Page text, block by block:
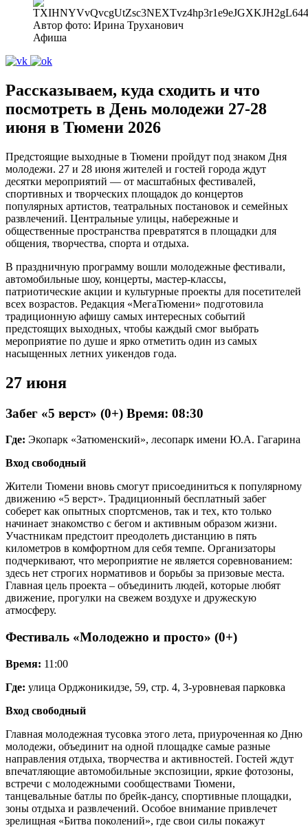
Автор фото: Ирина Труханович
Афиша
Рассказываем, куда сходить и что
посмотреть в День молодежи 27-28
июня в Тюмени 2026
Предстоящие выходные в Тюмени пройдут под знаком Дня
молодежи. 27 и 28 июня жителей и гостей города ждут
десятки мероприятий — от масштабных фестивалей,
спортивных и творческих площадок до концертов
популярных артистов, театральных постановок и семейных
развлечений. Центральные улицы, набережные и
общественные пространства превратятся в площадки для
общения, творчества, спорта и отдыха.
В праздничную программу вошли молодежные фестивали,
автомобильные шоу, концерты, мастер-классы,
патриотические акции и культурные проекты для посетителей
всех возрастов. Редакция «МегаТюмени» подготовила
традиционную афишу самых интересных событий
предстоящих выходных, чтобы каждый смог выбрать
мероприятие по душе и ярко отметить один из самых
насыщенных летних уикендов года.
27 июня
Забег «5 верст» (0+) Время: 08:30
Где: Экопарк «Затюменский», лесопарк имени Ю.А. Гагарина
Вход свободный
Жители Тюмени вновь смогут присоединиться к популярному
движению «5 верст». Традиционный бесплатный забег
соберет как опытных спортсменов, так и тех, кто только
начинает знакомство с бегом и активным образом жизни.
Участникам предстоит преодолеть дистанцию в пять
километров в комфортном для себя темпе. Организаторы
подчеркивают, что мероприятие не является соревнованием:
здесь нет строгих нормативов и борьбы за призовые места.
Главная цель проекта – объединить людей, которые любят
движение, прогулки на свежем воздухе и дружескую
атмосферу.
Фестиваль «Молодежно и просто» (0+)
Время: 11:00
Где: улица Орджоникидзе, 59, стр. 4, 3-уровневая парковка
Вход свободный
Главная молодежная тусовка этого лета, приуроченная ко Дню
молодежи, объединит на одной площадке самые разные
направления отдыха, творчества и активностей. Гостей ждут
впечатляющие автомобильные экспозиции, яркие фотозоны,
встречи с молодежными сообществами Тюмени,
танцевальные батлы по брейк-дансу, спортивные площадки,
зоны отдыха и развлечений. Особое внимание привлечет
зрелищная «Битва поколений», где свои силы покажут